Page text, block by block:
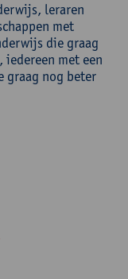
leraren
met
die graag
met een
graag nog beter